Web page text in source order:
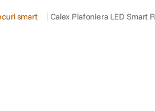
smart Calex Plafoniera LED Smart